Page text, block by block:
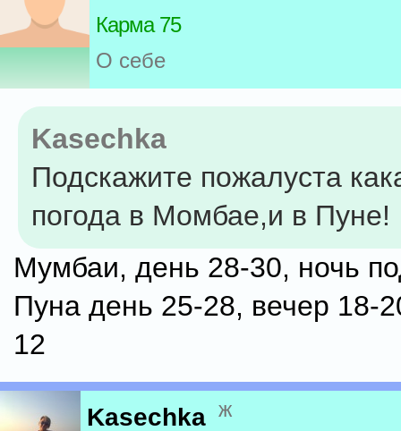
Карма 75
О себе
Kasechka
Подскажите пожалуста
погода в Момбае,и в Пуне!
Мумбаи, день 28-30, ночь
Пуна день 25-28, вечер 18-
12
Kasechka ж